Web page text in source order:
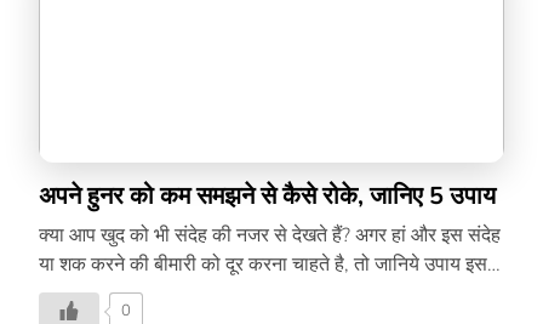
अपने हुनर को कम समझने से कैसे रोके, जानिए 5 उपाय
क्या आप खुद को भी संदेह की नजर से देखते हैं? अगर हां और इस संदेह
या शक करने की बीमारी को दूर करना चाहते है, तो जानिये उपाय इस
लेख में –
0